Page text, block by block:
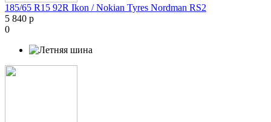
185/65 R15 92R Ikon / Nokian Tyres Nordman RS2
5 840 р
0